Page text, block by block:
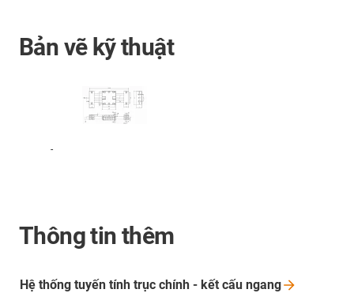
Bản vẽ kỹ thuật
-
Thông tin thêm
Hệ thống tuyến tính trục chính - kết cấu ngang